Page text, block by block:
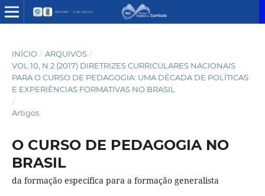
INÍCIO / ARQUIVOS /
VOL.10, N.2 (2017) DIRETRIZES CURRICULARES NACIONAIS
PARA O CURSO DE PEDAGOGIA: UMA DÉCADA DE POLÍTICAS
E EXPERIÊNCIAS FORMATIVAS NO BRASIL
/
Artigos
O CURSO DE PEDAGOGIA NO
BRASIL
da formação específica para a formação generalista